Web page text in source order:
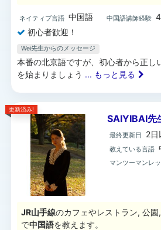
ネイティブ言語 中国語 中国語講師経験
初心者歓迎！
Wei先生からのメッセージ
本番の北京語ですが、初心者から正し
を始まりましょう ... もっと見る
更新済み!
SAIYIBAI先
最終更新日 2日
教えている言語
マンツーマンレ
JR山手線のカフェやレストラン, 公
で中国語を教えます。